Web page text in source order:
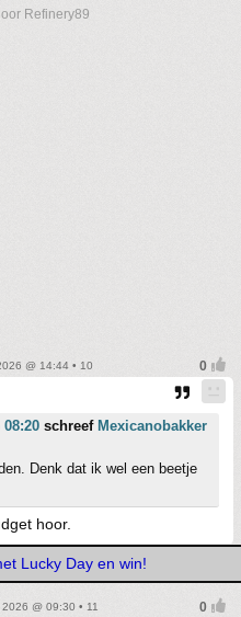
Refinery89
@ 14:44 • 10
schreef Mexicanobakker
Denk dat ik wel een beetje
hoor.
Lucky Day en win!
@ 09:30 • 11